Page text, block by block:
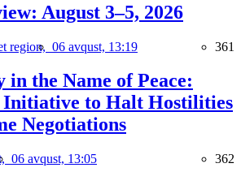
August 3–5, 2026
region, 06 avqust, 13:19 361
in the Name of Peace:
Initiative to Halt Hostilities
Negotiations
06 avqust, 13:05 362